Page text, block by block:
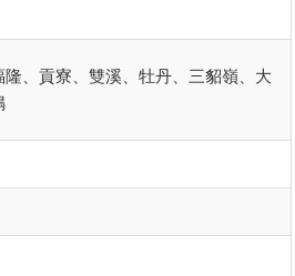
、貢寮、雙溪、牡丹、三貂嶺、大